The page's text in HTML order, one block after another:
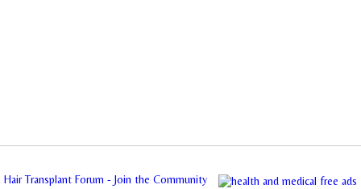
Hair Transplant Forum - Join the Community